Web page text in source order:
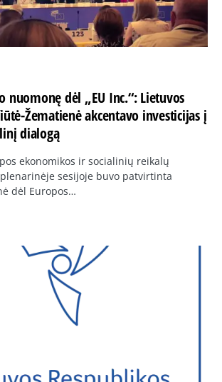
nuomonę dėl „EU Inc.“: Lietuvos
Žematienė akcentavo investicijas į
dialogą
ekonomikos ir socialinių reikalų
plenarinėje sesijoje buvo patvirtinta
dėl Europos…